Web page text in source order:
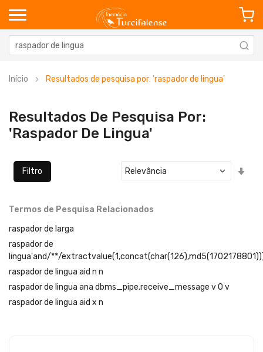
Início Resultados de pesquisa por: 'raspador de lingua'
Resultados De Pesquisa Por:
'raspador De Lingua'
Filtro
Termos de Pesquisa Relacionados
raspador de larga
raspador de
lingua'and/**/
raspador de lingua aid n n
raspador de lingua ana dbms_pipe.receive_message v 0 v
raspador de lingua aid x n